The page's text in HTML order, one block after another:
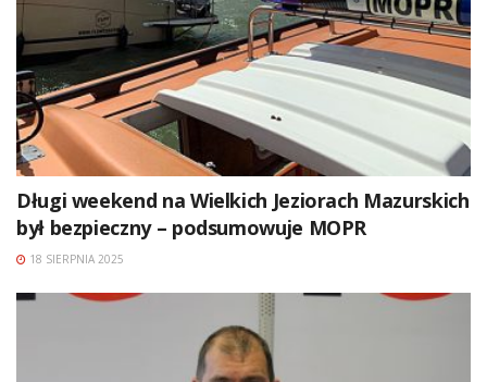
Długi weekend na Wielkich Jeziorach Mazurskich
był bezpieczny – podsumowuje MOPR
18 SIERPNIA 2025